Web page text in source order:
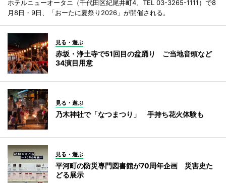
ホテルニューオータニ（千代田区紀尾井町4、TEL 03-3265-1111）で8
月8日・9日、「おーたに夏祭り2026」が開催される。
見る・遊ぶ
赤坂・浄土寺で51回目の盆踊り ご当地音頭など
34演目用意
見る・遊ぶ
乃木神社で「なつまつり」 手持ち花火体験も
見る・遊ぶ
平河町の防災専門図書館が70周年企画 災害史た
どる展示